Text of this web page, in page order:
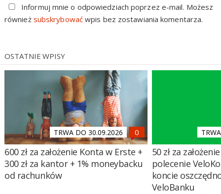
Informuj mnie o odpowiedziach poprzez e-mail. Możesz
również subskrybowaćwpis bez zostawiania komentarza.
OSTATNIE WPISY
TRWA DO 30.09.2026
600 zł za założenie Konta w Erste +
300 zł za kantor + 1% moneybacku
od rachunków
50 zł za
polecenie
koncie
VeloBanku